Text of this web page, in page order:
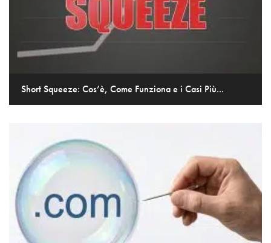
Short Squeeze: Cos’è, Come Funziona e i Casi Più...